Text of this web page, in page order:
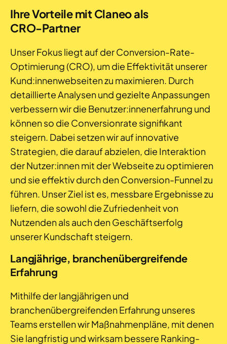
Ihre Vorteile mit Claneo als
CRO-Partner
Unser Fokus liegt auf der Conversion-Rate-
Optimierung (CRO), um die Effektivität unserer
Kund:innenwebseiten zu maximieren. Durch
detaillierte Analysen und gezielte Anpassungen
verbessern wir die Benutzer:innenerfahrung und
können so die Conversionrate signifikant
steigern. Dabei setzen wir auf innovative
Strategien, die darauf abzielen, die Interaktion
der Nutzer:innen mit der Webseite zu optimieren
und sie effektiv durch den Conversion-Funnel zu
führen. Unser Ziel ist es, messbare Ergebnisse zu
liefern, die sowohl die Zufriedenheit von
Nutzenden als auch den Geschäftserfolg
unserer Kundschaft steigern.
Langjährige, branchenübergreifende
Erfahrung
Mithilfe der langjährigen und
branchenübergreifenden Erfahrung unseres
Teams erstellen wir Maßnahmenpläne, mit denen
Sie langfristig und wirksam bessere Ranking-